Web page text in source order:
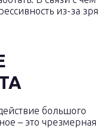
из-за зря
большого
– это чрезмерная